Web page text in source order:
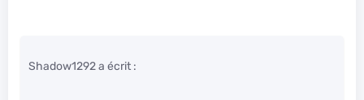
Shadow1292 a écrit :